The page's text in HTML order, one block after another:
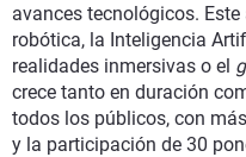
avances tecnológicos.
robótica, la Inteligencia
realidades inmersivas o el
crece tanto en duración
todos los públicos, con
y la participación de 30